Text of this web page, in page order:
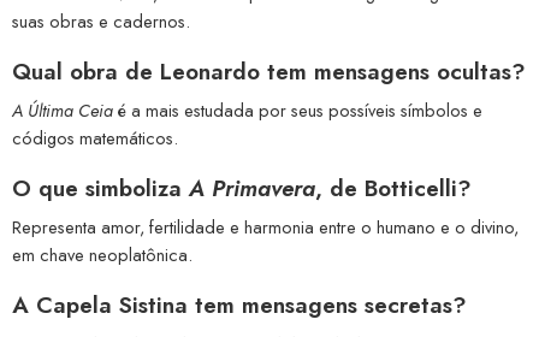
suas obras e cadernos.
Qual obra de Leonardo tem mensagens ocultas?
A Última Ceiaé a mais estudada por seus possíveis símbolos e
códigos matemáticos.
O que simbolizaA Primavera, de Botticelli?
Representa amor, fertilidade e harmonia entre o humano e o divino,
em chave neoplatônica.
A Capela Sistina tem mensagens secretas?